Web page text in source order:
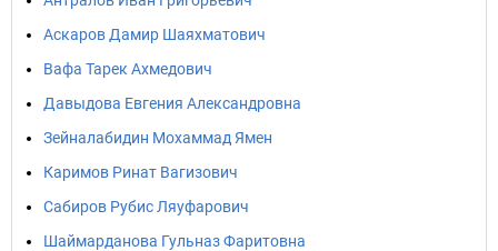
Аскаров Дамир Шаяхматович
Вафа Тарек Ахмедович
Давыдова Евгения Александровна
Зейналабидин Мохаммад Ямен
Каримов Ринат Вагизович
Сабиров Рубис Ляуфарович
Шаймарданова Гульназ Фаритовна